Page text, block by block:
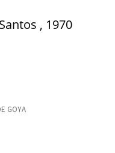
, 1970